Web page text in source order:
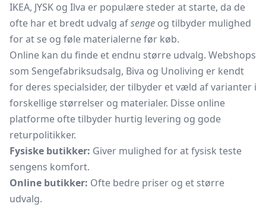
IKEA, JYSK og Ilva er populære steder at starte, da de
ofte har et bredt udvalg afsenge og tilbyder mulighed
for at se og føle materialerne før køb.
Online kan du finde et endnu større udvalg. Webshops
som Sengefabriksudsalg, Biva og Unoliving er kendt
for deres specialsider, der tilbyder et væld af varianter i
forskellige størrelser og materialer. Disse online
platforme ofte tilbyder hurtig levering og gode
returpolitikker.
Fysiske butikker: Giver mulighed for at fysisk teste
sengens komfort.
Online butikker: Ofte bedre priser og et større
udvalg.